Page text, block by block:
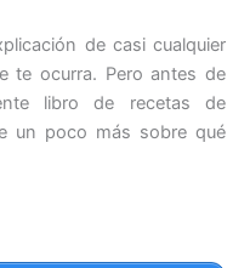
de casi cualquier
te ocurra. Pero antes de
libro de recetas de
un poco más sobre qué